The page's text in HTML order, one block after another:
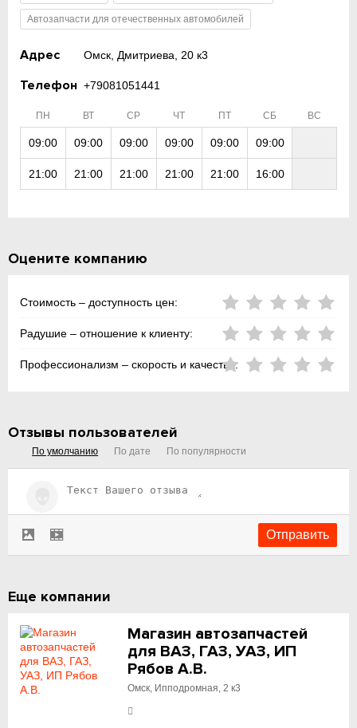
Автозапчасти для отечественных автомобилей
Адрес Омск, Дмитриева, 20 к3
Телефон +79081051441
ПН ВТ СР ЧТ ПТ СБ ВС
09:00 09:00 09:00 09:00 09:00 09:00
21:00 21:00 21:00 21:00 21:00 16:00
Оцените компанию
Стоимость – доступность цен:
Радушие – отношение к клиенту:
Профессионализм – скорость и качество:
Отзывы пользователей
По умолчанию По дате По популярности
Еще компании
Магазин автозапчастей
для ВАЗ, ГАЗ, УАЗ, ИП
Рябов А.В.
Омск, Ипподромная, 2 к3